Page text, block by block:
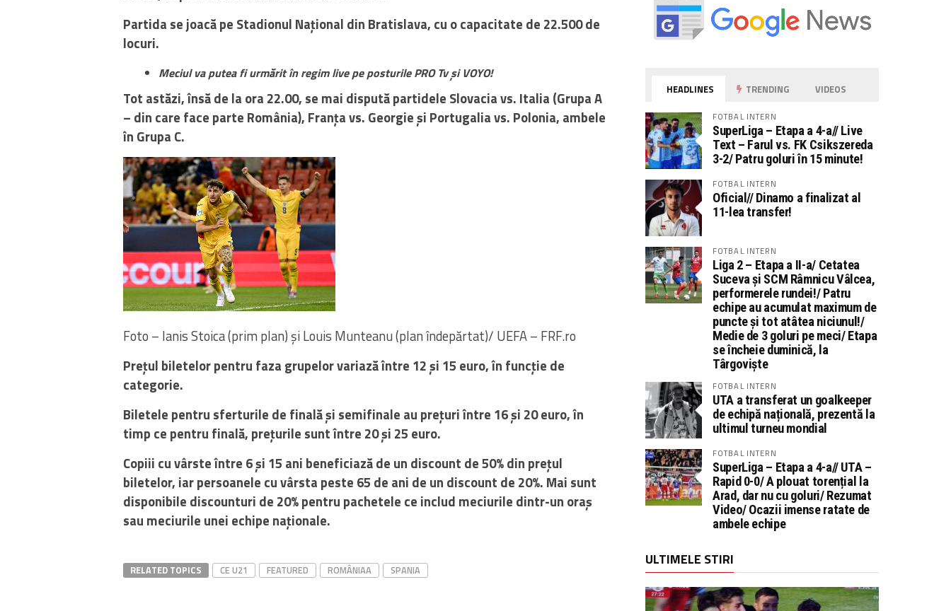
Partida se joacă pe Stadionul Național din Bratislava, cu o capacitate de 22.500 de
locuri.
Meciul va putea fi urmărit în regim live pe posturile PRO Tv și VOYO!
Tot astăzi, însă de la ora 22.00, se mai dispută partidele Slovacia vs. Italia (Grupa A
– din care face parte România), Franța vs. Georgie și Portugalia vs. Polonia, ambele
în Grupa C.
Foto – Ianis Stoica (prim plan) și Louis Munteanu (plan îndepărtat)/ UEFA – FRF.ro
Prețul biletelor pentru faza grupelor variază între 12 și 15 euro, în funcție de
categorie.
Biletele pentru sferturile de finală și semifinale au prețuri între 16 și 20 euro, în
timp ce pentru finală, prețurile sunt între 20 și 25 euro.
Copiii cu vârste între 6 și 15 ani beneficiază de un discount de 50% din prețul
biletelor, iar persoanele cu vârsta peste 65 de ani de un discount de 20%. Mai sunt
disponibile discounturi de 20% pentru pachetele ce includ meciurile dintr-un oraș
sau meciurile unei echipe naționale.
RELATED TOPICS CE U21 FEATURED ROMÂNIAA SPANIA
HEADLINES TRENDING VIDEOS
FOTBAL INTERN
SuperLiga – Etapa a 4-a// Live
Text – Farul vs. FK Csikszereda
3-2/ Patru goluri în 15 minute!
FOTBAL INTERN
Oficial// Dinamo a finalizat al
11-lea transfer!
FOTBAL INTERN
Liga 2 – Etapa a II-a/ Cetatea
Suceva și SCM Râmnicu Vâlcea,
performerele rundei!/ Patru
echipe au acumulat maximum de
puncte și tot atâtea niciunul!/
Medie de 3 goluri pe meci/ Etapa
se încheie duminică, la
Târgoviște
FOTBAL INTERN
UTA a transferat un goalkeeper
de echipă națională, prezentă la
ultimul turneu mondial
FOTBAL INTERN
SuperLiga – Etapa a 4-a// UTA –
Rapid 0-0/ A plouat torențial la
Arad, dar nu cu goluri/ Rezumat
Video/ Ocazii imense ratate de
ambele echipe
ULTIMELE STIRI